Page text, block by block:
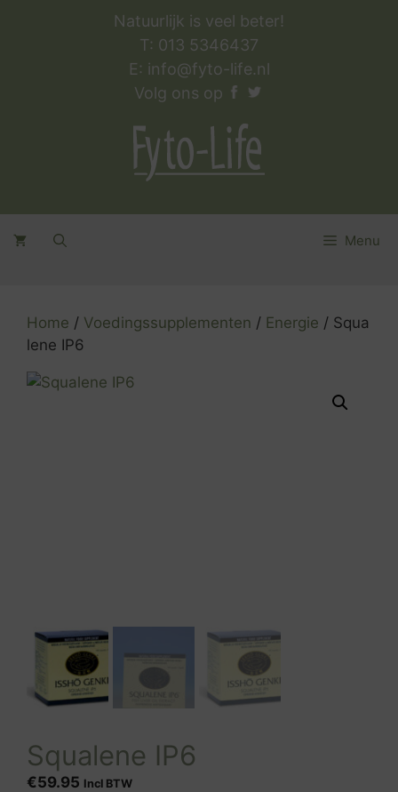
Natuurlijk is veel beter!
T: 013 5346437
E: info@fyto-life.nl
Volg ons op
Menu
Home / Voedingssupplementen / Energie / Squa
lene IP6
Squalene IP6
€59.95 Incl BTW